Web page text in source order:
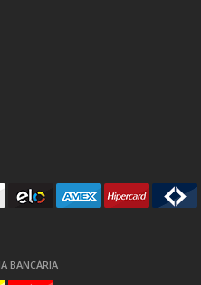
BANCÁRIA